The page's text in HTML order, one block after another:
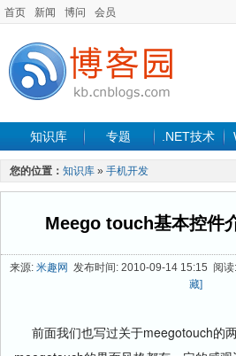
首页 新闻 博问 会员
知识库 专题 .NET技术
手机开发 软件工程
最新文章
您的位置： 知识库 » 手机开发
Meego touch基本控
来源: 米趣网 发布时间: 2010-09-14 15:15 阅
藏]
前面我们也写过关于meegotouch的